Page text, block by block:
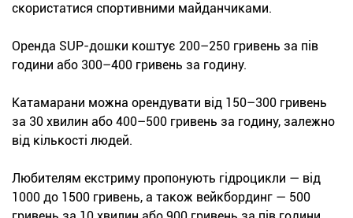
скористатися спортивними майданчиками.
Оренда SUP-дошки коштує 200–250 гривень за пів
години або 300–400 гривень за годину.
Катамарани можна орендувати від 150–300 гривень
за 30 хвилин або 400–500 гривень за годину, залежно
від кількості людей.
Любителям екстриму пропонують гідроцикли — від
1000 до 1500 гривень, а також вейкбординг — 500